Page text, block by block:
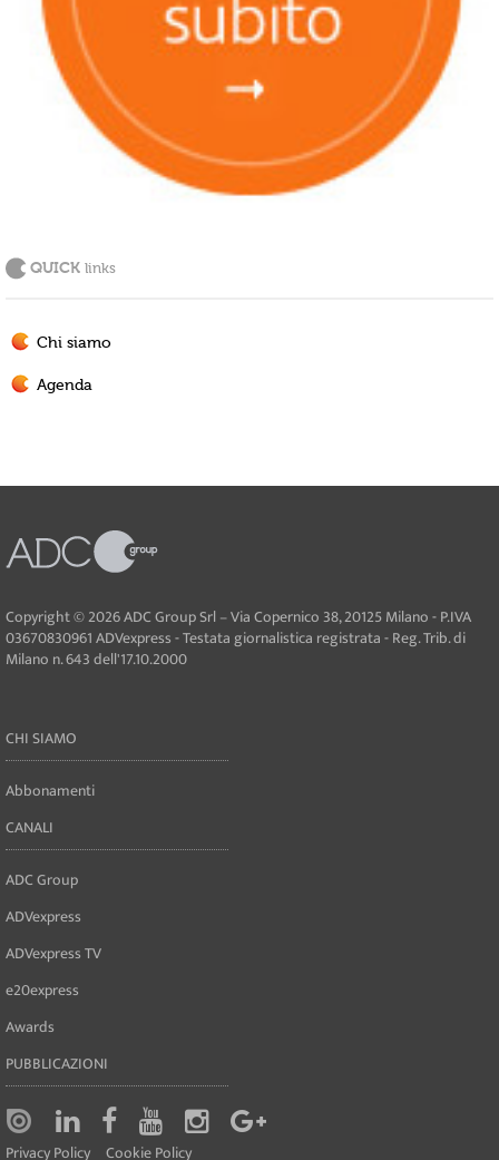
QUICK links
Chi siamo
Agenda
Copyright © 2026 ADC Group Srl – Via Copernico 38, 20125 Milano - P.IVA
03670830961 ADVexpress - Testata giornalistica registrata - Reg. Trib. di
Milano n. 643 dell'17.10.2000
CHI SIAMO
Abbonamenti
CANALI
ADC Group
ADVexpress
ADVexpress TV
e20express
Awards
PUBBLICAZIONI
Privacy Policy Cookie Policy